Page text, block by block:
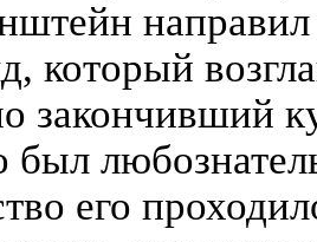
который
закончивший
был
его